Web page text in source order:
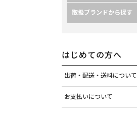
取扱ブランドから探す
はじめての方へ
出荷・配送・送料について
お支払いについて